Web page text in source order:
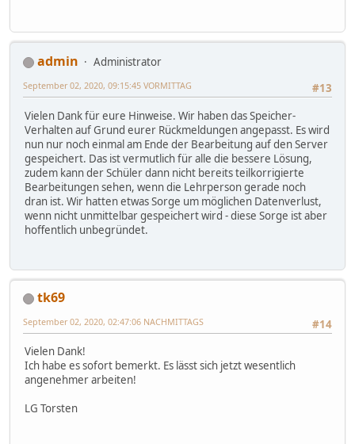
admin
Administrator
#13
September 02, 2020, 09:15:45 VORMITTAG
Vielen Dank für eure Hinweise. Wir haben das Speicher-
Verhalten auf Grund eurer Rückmeldungen angepasst. Es wird
nun nur noch einmal am Ende der Bearbeitung auf den Server
gespeichert. Das ist vermutlich für alle die bessere Lösung,
zudem kann der Schüler dann nicht bereits teilkorrigierte
Bearbeitungen sehen, wenn die Lehrperson gerade noch
dran ist. Wir hatten etwas Sorge um möglichen Datenverlust,
wenn nicht unmittelbar gespeichert wird - diese Sorge ist aber
hoffentlich unbegründet.
tk69
#14
September 02, 2020, 02:47:06 NACHMITTAGS
Vielen Dank!
Ich habe es sofort bemerkt. Es lässt sich jetzt wesentlich
angenehmer arbeiten!
LG Torsten